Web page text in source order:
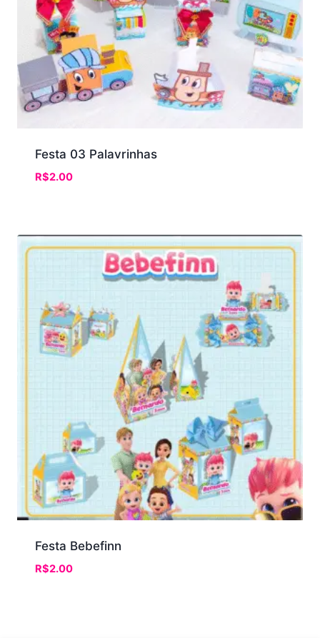
Festa 03 Palavrinhas
R$2.00
Festa Bebefinn
R$2.00